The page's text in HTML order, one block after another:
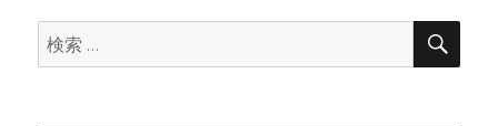
ン
検
索:
検